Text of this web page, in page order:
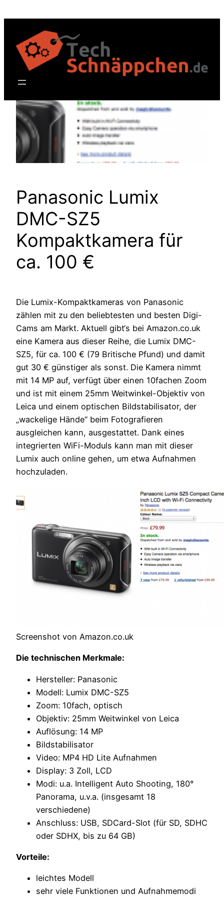
springen
Panasonic Lumix
DMC-SZ5
Kompaktkamera für
ca. 100 €
Die Lumix-Kompaktkameras von Panasonic
zählen mit zu den beliebtesten und besten Digi-
Cams am Markt. Aktuell gibt‘s bei Amazon.co.uk
eine Kamera aus dieser Reihe, die Lumix DMC-
SZ5, für ca. 100 € (79 Britische Pfund) und damit
gut 30 € günstiger als sonst. Die Kamera nimmt
mit 14 MP auf, verfügt über einen 10fachen Zoom
und ist mit einem 25mm Weitwinkel-Objektiv von
Leica und einem optischen Bildstabilisator, der
„wackelige Hände“ beim Fotografieren
ausgleichen kann, ausgestattet. Dank eines
integrierten WiFi-Moduls kann man mit dieser
Lumix auch online gehen, um etwa Aufnahmen
hochzuladen.
Screenshot von Amazon.co.uk
Die technischen Merkmale:
Hersteller: Panasonic
Modell: Lumix DMC-SZ5
Zoom: 10fach, optisch
Objektiv: 25mm Weitwinkel von Leica
Auflösung: 14 MP
Bildstabilisator
Video: MP4 HD Lite Aufnahmen
Display: 3 Zoll, LCD
Modi: u.a. Intelligent Auto Shooting, 180°
Panorama, u.v.a. (insgesamt 18
verschiedene)
Anschluss: USB, SDCard-Slot (für SD, SDHC
oder SDHX, bis zu 64 GB)
Vorteile:
leichtes Modell
sehr viele Funktionen und Aufnahmemodi